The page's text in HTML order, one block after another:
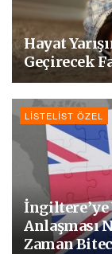
Hayat
Geçirecek
LISTELIST ÖZEL
İngiltere’ye
Anlaşması
Zaman